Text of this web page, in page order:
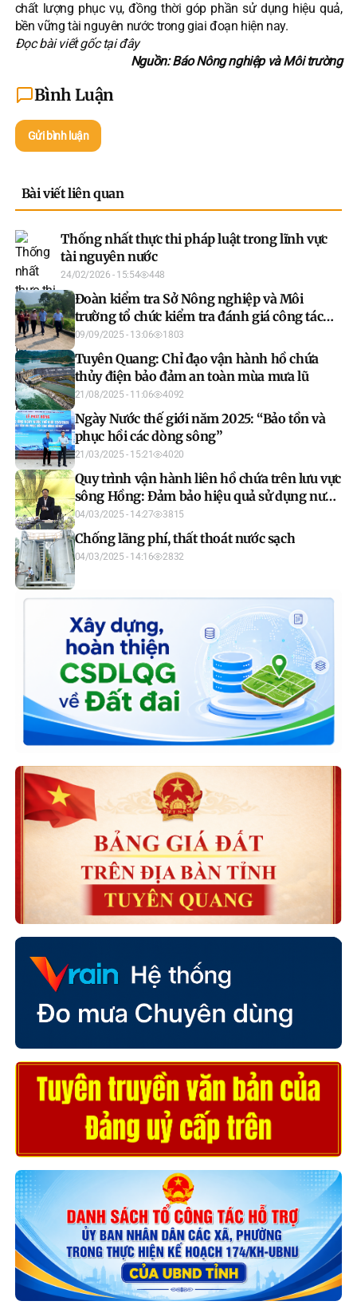
chất lượng phục vụ, đồng thời góp phần sử dụng hiệu quả,
bền vữngtài nguyên nước trong giai đoạn hiện nay.
Đọc bài viết gốc tạiđây
Nguồn: Báo Nông nghiệp và Môi trường
Bình Luận
Gửi bình luận
Bài viết liên quan
Thống nhất thực thi pháp luật trong lĩnh vực
tài nguyên nước
24/02/2026 - 15:54 448
Đoàn kiểm tra Sở Nông nghiệp và Môi
trường tổ chức kiểm tra đánh giá công tác
đảm bảo an toàn các công trình hồ chứa
thủy lợi trong mùa mưa lũ năm 2025 trên địa
bàn tỉnh.
09/09/2025 - 13:06 1803
Tuyên Quang: Chỉ đạo vận hành hồ chứa
thủy điện bảo đảm an toàn mùa mưa lũ
21/08/2025 - 11:06 4092
Ngày Nước thế giới năm 2025: “Bảo tồn và
phục hồi các dòng sông”
21/03/2025 - 15:21 4020
Quy trình vận hành liên hồ chứa trên lưu vực
sông Hồng: Đảm bảo hiệu quả sử dụng nước,
hài hòa lợi ích các bên
04/03/2025 - 14:27 3815
Chống lãng phí, thất thoát nước sạch
04/03/2025 - 14:16 2832